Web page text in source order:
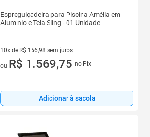
Espreguiçadeira para Piscina Amélia em
Aluminio e Tela Sling - 01 Unidade
10x de R$ 156,98 sem juros
10 vez de R$ 156,98 sem juros
ou R$ 1.569,75 no Pix
Adicionar à sacola